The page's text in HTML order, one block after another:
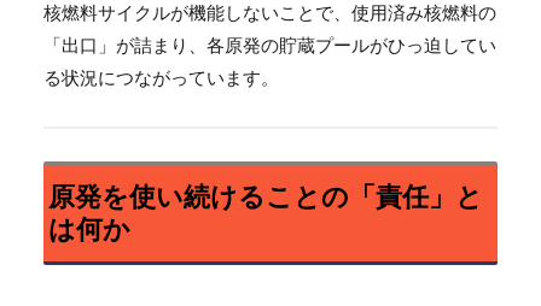
核燃料サイクルが機能しないことで、使用済み核燃料の
「出口」が詰まり、各原発の貯蔵プールがひっ迫してい
る状況につながっています。
原発を使い続けることの「責任」と
は何か